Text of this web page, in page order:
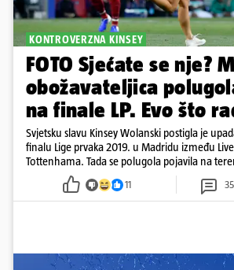
KONTROVERZNA KINSEY
FOTO Sjećate se nje?
obožavateljica
na finale LP. Evo što
Svjetsku slavu Kinsey Wolanski postigla je
finalu Lige prvaka 2019. u Madridu između
Tottenhama. Tada se polugola pojavila na
ju je lovila po travnjaku, a njezine fotografije
11 35